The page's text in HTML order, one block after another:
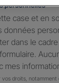
personnelles*
case et en
données
dans le
mes
droits,